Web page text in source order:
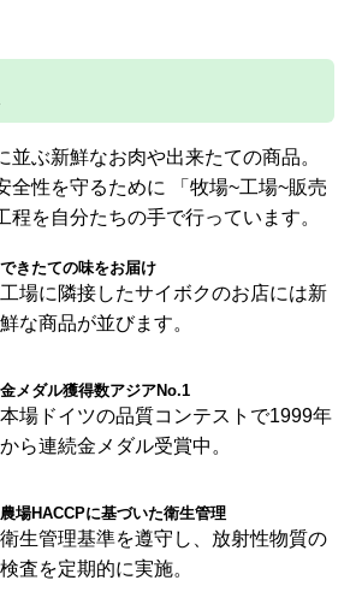
並ぶ新鮮なお肉や出来たての商品。
全性を守るために 「牧場~工場~販売
程を自分たちの手で行っています。
できたての味をお届け
工場に隣接したサイボクのお店には新
鮮な商品が並びます。
金メダル獲得数アジアNo.1
本場ドイツの品質コンテストで1999年
から連続金メダル受賞中。
農場HACCPに基づいた衛生管理
衛生管理基準を遵守し、放射性物質の
検査を定期的に実施。